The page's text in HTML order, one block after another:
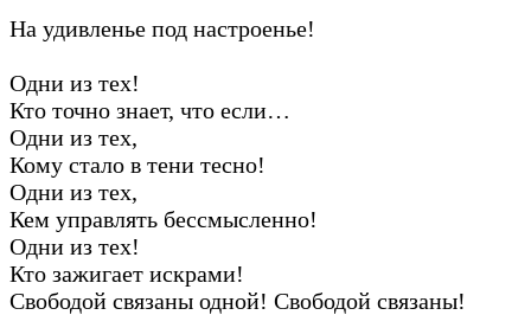
На удивленье под настроенье!
Одни из тех!
Кто точно знает, что если…
Одни из тех,
Кому стало в тени тесно!
Одни из тех,
Кем управлять бессмысленно!
Одни из тех!
Кто зажигает искрами!
Свободой связаны одной! Свободой связаны!